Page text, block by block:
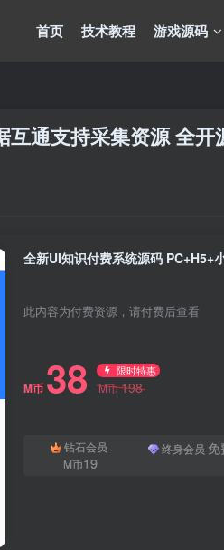
首页 技术教程 游戏源码
通支持采集资源 全开
全新UI知识付费系统源码 PC+H5+
此内容为付费资源，请付费后查看
M币 38 限时特惠
M币198
钻石会员
M币19
终身会员 免